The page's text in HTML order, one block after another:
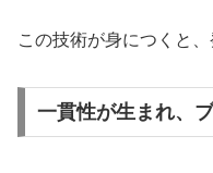
この技術が身につくと
一貫性が生まれ、